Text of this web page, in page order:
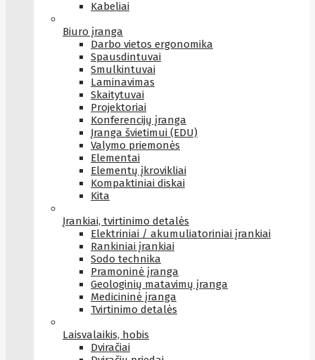
Kabeliai
Biuro įranga
Darbo vietos ergonomika
Spausdintuvai
Smulkintuvai
Laminavimas
Skaitytuvai
Projektoriai
Konferencijų įranga
Įranga švietimui (EDU)
Valymo priemonės
Elementai
Elementų įkrovikliai
Kompaktiniai diskai
Kita
Įrankiai, tvirtinimo detalės
Elektriniai / akumuliatoriniai įrankiai
Rankiniai įrankiai
Sodo technika
Pramoninė įranga
Geologinių matavimų įranga
Medicininė įranga
Tvirtinimo detalės
Laisvalaikis, hobis
Dviračiai